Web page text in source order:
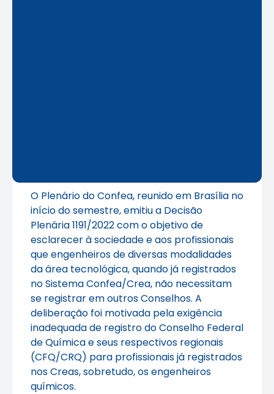
O Plenário do Confea, reunido em Brasília no
início do semestre, emitiu a Decisão
Plenária 1191/2022 com o objetivo de
esclarecer à sociedade e aos profissionais
que engenheiros de diversas modalidades
da área tecnológica, quando já registrados
no Sistema Confea/Crea, não necessitam
se registrar em outros Conselhos. A
deliberação foi motivada pela exigência
inadequada de registro do Conselho Federal
de Química e seus respectivos regionais
(CFQ/CRQ) para profissionais já registrados
nos Creas, sobretudo, os engenheiros
químicos.